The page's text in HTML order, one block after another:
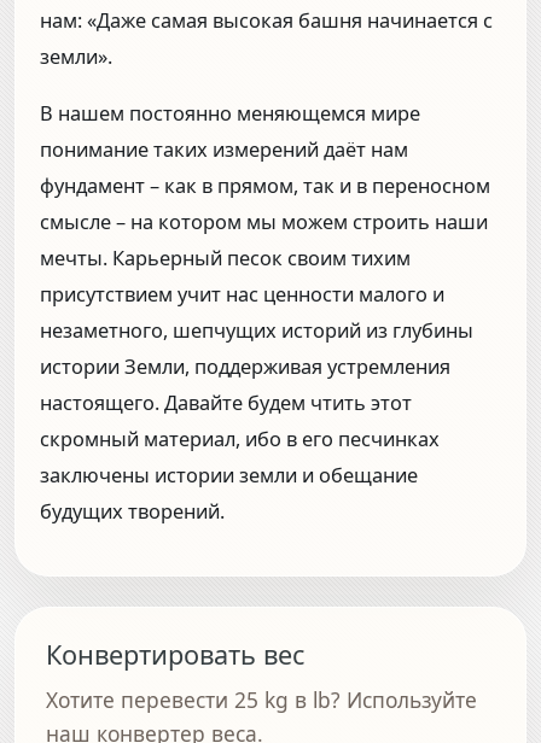
нам: «Даже самая высокая башня начинается с
земли».
В нашем постоянно меняющемся мире
понимание таких измерений даёт нам
фундамент – как в прямом, так и в переносном
смысле – на котором мы можем строить наши
мечты. Карьерный песок своим тихим
присутствием учит нас ценности малого и
незаметного, шепчущих историй из глубины
истории Земли, поддерживая устремления
настоящего. Давайте будем чтить этот
скромный материал, ибо в его песчинках
заключены истории земли и обещание
будущих творений.
Конвертировать вес
Хотите перевести 25 kg в lb? Используйте
наш конвертер веса.